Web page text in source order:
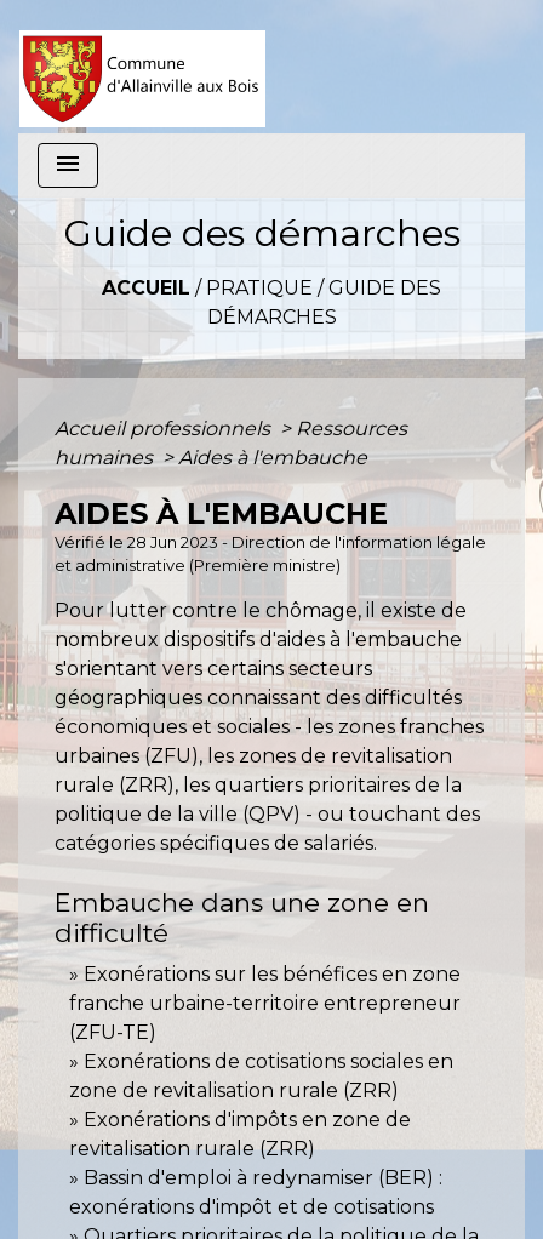
menu
Guide des démarches
ACCUEIL / PRATIQUE /GUIDE DES
DÉMARCHES
Accueil professionnels > Ressources
humaines > Aides à l'embauche
AIDES À L'EMBAUCHE
Vérifié le 28 Jun 2023 - Direction de l'information légale
et administrative (Première ministre)
Pour lutter contre le chômage, il existe de
nombreux dispositifs d'aides à l'embauche
s'orientant vers certains secteurs
géographiques connaissant des difficultés
économiques et sociales - les zones franches
urbaines (ZFU), les zones de revitalisation
rurale (ZRR), les quartiers prioritaires de la
politique de la ville (QPV) - ou touchant des
catégories spécifiques de salariés.
Embauche dans une zone en
difficulté
Exonérations sur les bénéfices en zone
franche urbaine-territoire entrepreneur
(ZFU-TE)
Exonérations de cotisations sociales en
zone de revitalisation rurale (ZRR)
Exonérations d'impôts en zone de
revitalisation rurale (ZRR)
Bassin d'emploi à redynamiser (BER) :
exonérations d'impôt et de cotisations